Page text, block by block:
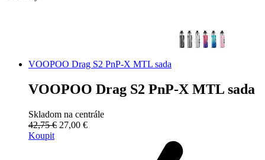
VOOPOO Drag S2 PnP-X MTL sada
VOOPOO Drag S2 PnP-X MTL sada
Skladom na centrále
42,75 € 27,00 €
Koupit